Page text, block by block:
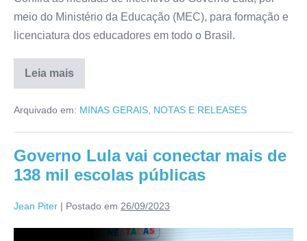
meio do Ministério da Educação (MEC), para formação e
licenciatura dos educadores em todo o Brasil.
Leia mais
Arquivado em: MINAS GERAIS, NOTAS E RELEASES
Governo Lula vai conectar mais de
138 mil escolas públicas
Jean Piter | Postado em 26/09/2023